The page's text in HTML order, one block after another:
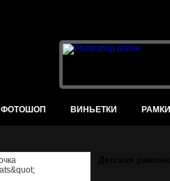
ФОТОШОП ВИНЬЕТКИ РАМКИ